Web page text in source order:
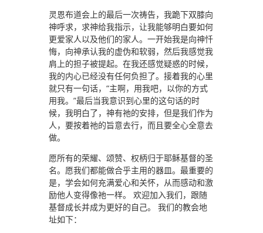
灵恩布道会上的最后一次祷告，我跪下双膝向
神呼求，求神给我指示，让我能够明白要如何
更爱家人以及他们的家人。一开始我是向神忏
悔，向神承认我的虚伪和软弱，然后我感觉我
肩上的担子被提起。在我还感觉疑惑的时候，
我的内心已经没有任何负担了。接着我的心里
就只有一句话，“主啊，用我吧，以你的方式
用我。”最后当我意识到心里的这句话的时
候，我明白了，神有祂的安排，但是我们作为
人，要按着祂的旨意去行，而且要全心全意去
做。
愿所有的荣耀、颂赞、权柄归于耶稣基督的圣
名。愿我们都能做合乎主用的器皿。最重要的
是，学会如何充满爱心和关怀，从而感动和激
励他人变得像祂一样。 欢迎加入我们，跟随
基督成长并成为更好的自己。 我们的教会地
址如下：